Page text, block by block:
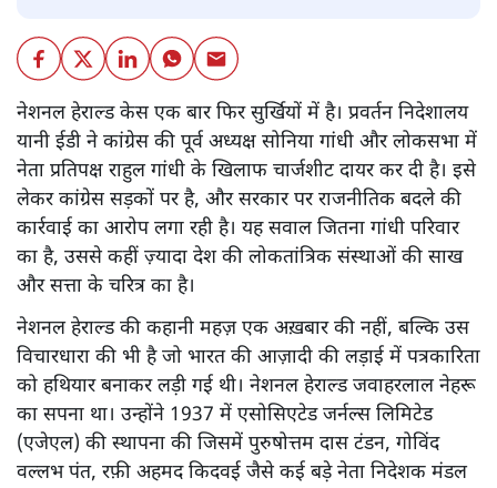
नेशनल हेराल्ड केस एक बार फिर सुर्खियों में है। प्रवर्तन निदेशालय
यानी ईडी ने कांग्रेस की पूर्व अध्यक्ष सोनिया गांधी और लोकसभा में
नेता प्रतिपक्ष राहुल गांधी के खिलाफ चार्जशीट दायर कर दी है। इसे
लेकर कांग्रेस सड़कों पर है, और सरकार पर राजनीतिक बदले की
कार्रवाई का आरोप लगा रही है। यह सवाल जितना गांधी परिवार
का है, उससे कहीं ज़्यादा देश की लोकतांत्रिक संस्थाओं की साख
और सत्ता के चरित्र का है।
नेशनल हेराल्ड की कहानी महज़ एक अख़बार की नहीं, बल्कि उस
विचारधारा की भी है जो भारत की आज़ादी की लड़ाई में पत्रकारिता
को हथियार बनाकर लड़ी गई थी। नेशनल हेराल्ड जवाहरलाल नेहरू
का सपना था। उन्होंने 1937 में एसोसिएटेड जर्नल्स लिमिटेड
(एजेएल) की स्थापना की जिसमें पुरुषोत्तम दास टंडन, गोविंद
वल्लभ पंत, रफ़ी अहमद किदवई जैसे कई बड़े नेता निदेशक मंडल